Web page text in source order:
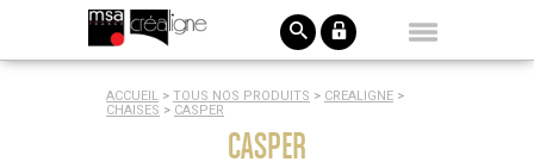
ACCUEIL > TOUS NOS PRODUITS > CREALIGNE >
CHAISES > CASPER
CASPER